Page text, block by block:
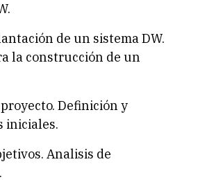
de un sistema DW.
la construcción de un
Definición y
iniciales.
Analisis de